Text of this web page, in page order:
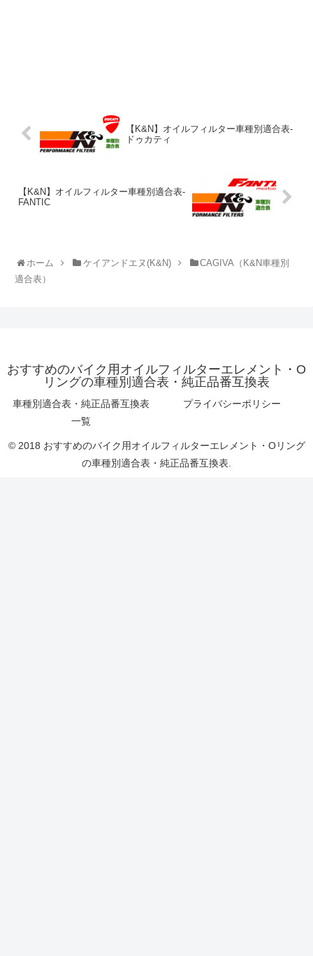
【K&N】オイルフィルター車種別適合表-
ドゥカティ
【K&N】オイルフィルター車種別適合表-
FANTIC
ホーム ケイアンドエヌ(K&N)
CAGIVA（K&N車種別
適合表）
おすすめのバイク用オイルフィルターエレメント・O
リングの車種別適合表・純正品番互換表
車種別適合表・純正品番互換表
一覧
プライバシーポリシー
© 2018 おすすめのバイク用オイルフィルターエレメント・Oリング
の車種別適合表・純正品番互換表.